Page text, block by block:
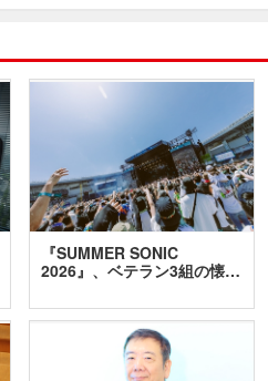
『SUMMER SONIC
2026』、ベテラン3組の懐…